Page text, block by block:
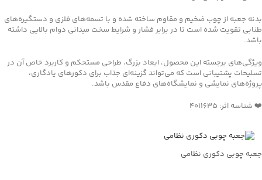
بدنه جعبه از چوب ضخیم و مقاوم ساخته شده و با تسمه‌های فلزی و دستگیره‌های
طنابی تقویت شده است تا در برابر فشار و شرایط سخت میدانی دوام بالایی داشته
باشد.
ویژگی‌های برجسته این محصول، ابعاد بزرگ، طراحی مستحکم و کاربرد خاص آن در
تسلیحات پشتیبانی است که می‌تواند گزینه‌ای جذاب برای دکورهای یادگاری،
پروژه‌های نمایشی و نمایشگاه‌های دفاع مقدس باشد.
❤️ شناسه اثر: 4011635
جعبه چوبی دکوری نظامی